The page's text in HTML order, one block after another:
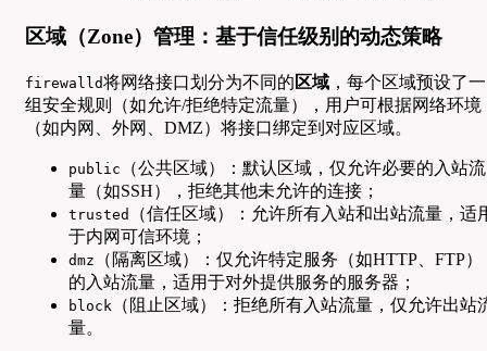
区域（Zone）管理：基于信任级别的动态策略
firewalld将网络接口划分为不同的 区域 ，每个区域预设了一
组安全规则（如允许/拒绝特定流量），用户可根据网络环境
（如内网、外网、DMZ）将接口绑定到对应区域。
public
（公共区域）：默认区域，仅允许必要的入站流
量（如SSH），拒绝其他未允许的连接；
trusted
（信任区域）：允许所有入站和出站流量，适
于内网可信环境；
dmz
（隔离区域）：仅允许特定服务（如HTTP、FTP）
的入站流量，适用于对外提供服务的服务器；
block
（阻止区域）：拒绝所有入站流量，仅允许出站
量。